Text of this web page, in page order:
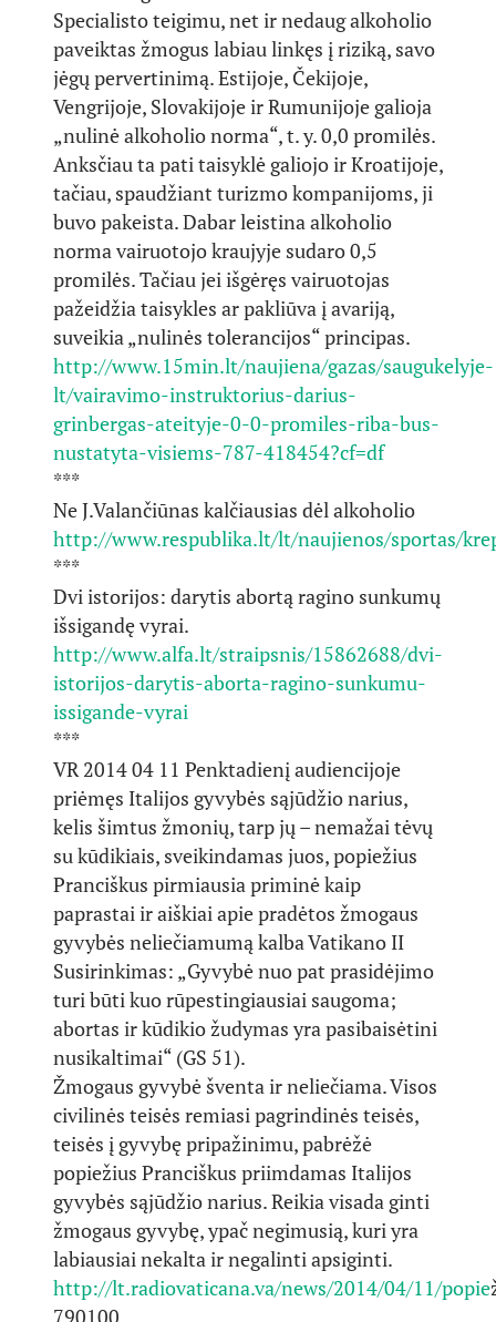
Specialisto teigimu, net ir nedaug alkoholio
paveiktas žmogus labiau linkęs į riziką, savo
jėgų pervertinimą. Estijoje, Čekijoje,
Vengrijoje, Slovakijoje ir Rumunijoje galioja
„nulinė alkoholio norma“, t. y. 0,0 promilės.
Anksčiau ta pati taisyklė galiojo ir Kroatijoje,
tačiau, spaudžiant turizmo kompanijoms, ji
buvo pakeista. Dabar leistina alkoholio
norma vairuotojo kraujyje sudaro 0,5
promilės. Tačiau jei išgėręs vairuotojas
pažeidžia taisykles ar pakliūva į avariją,
suveikia „nulinės tolerancijos“ principas.
http://www.15min.lt/naujiena/gazas/saugukelyje-
lt/vairavimo-instruktorius-darius-
grinbergas-ateityje-0-0-promiles-riba-bus-
nustatyta-visiems-787-418454?cf=df
***
Ne J.Valančiūnas kalčiausias dėl alkoholio
http://www.respublika.lt/lt/naujienos/sportas/
***
Dvi istorijos: darytis abortą ragino sunkumų
išsigandę vyrai.
http://www.alfa.lt/straipsnis/15862688/dvi-
istorijos-darytis-aborta-ragino-sunkumu-
issigande-vyrai
***
VR 2014 04 11 Penktadienį audiencijoje
priėmęs Italijos gyvybės sąjūdžio narius,
kelis šimtus žmonių, tarp jų – nemažai tėvų
su kūdikiais, sveikindamas juos, popiežius
Pranciškus pirmiausia priminė kaip
paprastai ir aiškiai apie pradėtos žmogaus
gyvybės neliečiamumą kalba Vatikano II
Susirinkimas: „Gyvybė nuo pat prasidėjimo
turi būti kuo rūpestingiausiai saugoma;
abortas ir kūdikio žudymas yra pasibaisėtini
nusikaltimai“ (GS 51).
Žmogaus gyvybė šventa ir neliečiama. Visos
civilinės teisės remiasi pagrindinės teisės,
teisės į gyvybę pripažinimu, pabrėžė
popiežius Pranciškus priimdamas Italijos
gyvybės sąjūdžio narius. Reikia visada ginti
žmogaus gyvybę, ypač negimusią, kuri yra
labiausiai nekalta ir negalinti apsiginti.
http://lt.radiovaticana.va/news/2014/04/11/popie
790100